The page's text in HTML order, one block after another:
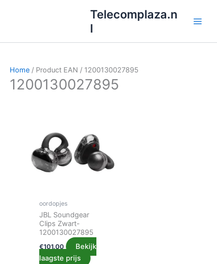
inhoud
Telecomplaza.n
l
Home / Product EAN / 1200130027895
1200130027895
oordopjes
JBL Soundgear
Clips Zwart-
1200130027895
€101.00
Bekijk
laagste prijs